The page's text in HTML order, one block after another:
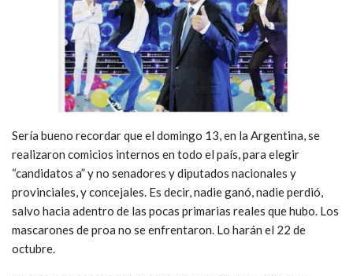
Sería bueno recordar que el domingo 13, en la Argentina, se
realizaron comicios internos en todo el país, para elegir
“candidatos a” y no senadores y diputados nacionales y
provinciales, y concejales. Es decir, nadie ganó, nadie perdió,
salvo hacia adentro de las pocas primarias reales que hubo. Los
mascarones de proa no se enfrentaron. Lo harán el 22 de
octubre.